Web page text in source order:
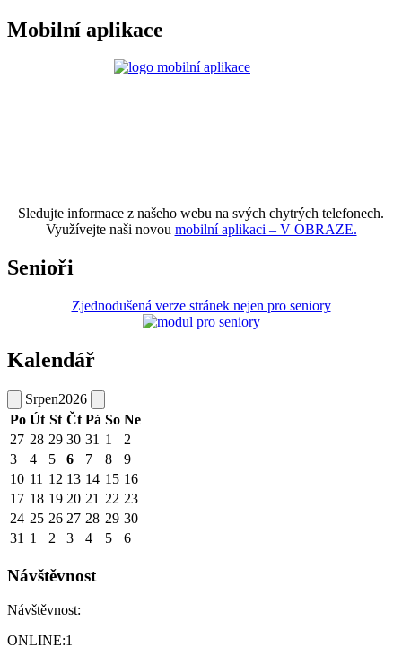
Mobilní aplikace
Sledujte informace z našeho webu na svých chytrých telefonech.
Využívejte naši novou mobilní aplikaci – V OBRAZE.
Senioři
Zjednodušená verze stránek nejen pro seniory
Kalendář
Srpen2026
Po Út St Čt Pá So Ne
27 28 29 30 31 1
2
3
4 5 6 7 8
9
10 11 12 13 14 15 16
17 18 19 20 21 22 23
24 25 26 27 28 29 30
31 1 2 3 4 5 6
Návštěvnost
Návštěvnost:
ONLINE:1